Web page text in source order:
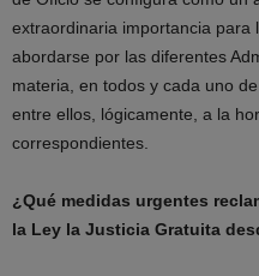
extraordinaria importancia para
abordarse por las diferentes
materia, en todos y cada uno
entre ellos, lógicamente, a la
correspondientes.
¿Qué medidas urgentes
la Ley la Justicia Gratuita